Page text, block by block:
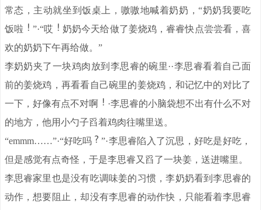
常态，主动就坐到饭桌上，嗷嗷地喊着奶奶，“奶奶我要吃
饭啦
”·“哎
奶奶今天给做了姜烧鸡，睿睿快点尝尝看，喜
欢的奶奶下午再给做。”
李奶奶夹了一块鸡肉放到李思睿的碗里··李思睿看着自己面
前的姜烧鸡，再看看自己碗里的姜烧鸡，和记忆中的对比了
一下，好像有点不对啊
·李思睿的小脑袋想不出有什么不对
的地方，他用小勺子舀着鸡肉往嘴里送。
“emmm……”·“好吃吗
”·李思睿陷入了沉思，好吃是好吃，
但是感觉有点奇怪，于是李思睿又舀了一块姜，送进嘴里。
李思睿家里也是没有吃调味姜的习惯，李奶奶看到李思睿的
动作，想要阻止，却没有李思睿的动作快，只能看着李思睿